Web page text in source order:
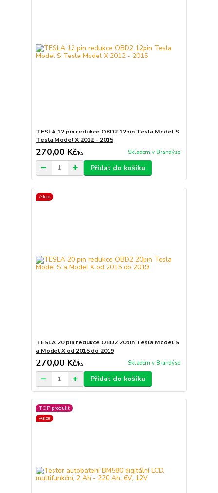
TESLA 12 pin redukce OBD2 12pin Tesla Model S
Tesla Model X 2012 - 2015
270,00 Kč/ks Skladem v Brandýse
Přidat do košíku
Akce
TESLA 20 pin redukce OBD2 20pin Tesla Model S
a Model X od 2015 do 2019
270,00 Kč/ks Skladem v Brandýse
Přidat do košíku
TOP produkt
Akce